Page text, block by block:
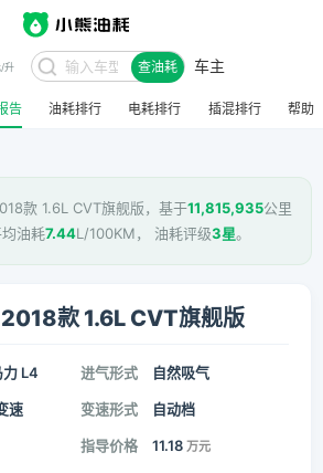
查油耗 车主
告 油耗排行 电耗排行 插混排行 帮助
款 1.6L CVT旗舰版，基于11,815,935公里
油耗7.44L/100KM， 油耗评级3星。
款 1.6L CVT旗舰版
力 L4 进气形式 自然吸气
速 变速形式 自动档
指导价格 11.18 万元